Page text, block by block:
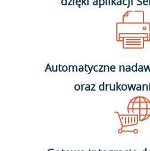
Automatyczne
oraz